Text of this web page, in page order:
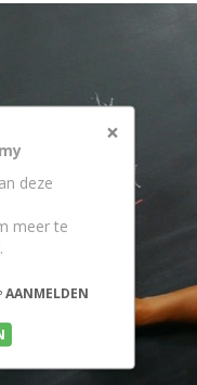
×
deze
meer te
AANMELDEN